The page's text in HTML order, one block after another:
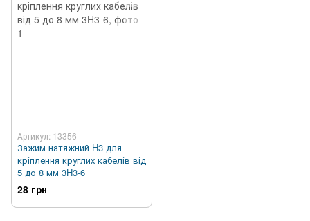
Артикул: 13356
Зажим натяжний H3 для
кріплення круглих кабелів від
5 до 8 мм 3H3-6
28 грн